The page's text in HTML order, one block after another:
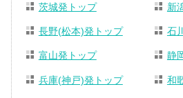
茨城発トップ 新
長野(松本)発トップ 石
富山発トップ 静
兵庫(神戸)発トップ 和